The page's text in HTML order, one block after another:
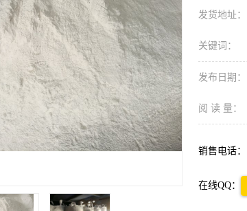
发货地址：
关键词：
发布日期：
阅 读 量：
销售电话：
在线QQ：